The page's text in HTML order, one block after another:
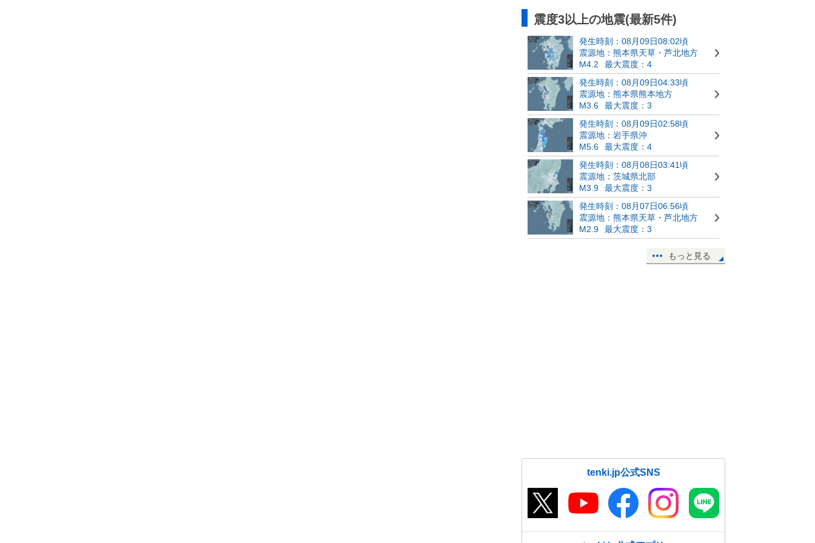
震度3以上の地震(最新5件)
発生時刻：08月09日08:02頃
震源地：熊本県天草・芦北地方
M4.2
最大震度：4
発生時刻：08月09日04:33頃
震源地：熊本県熊本地方
M3.6
最大震度：3
発生時刻：08月09日02:58頃
震源地：岩手県沖
M5.6
最大震度：4
発生時刻：08月08日03:41頃
震源地：茨城県北部
M3.9
最大震度：3
発生時刻：08月07日06:56頃
震源地：熊本県天草・芦北地方
M2.9
最大震度：3
もっと見る
tenki.jp公式SNS